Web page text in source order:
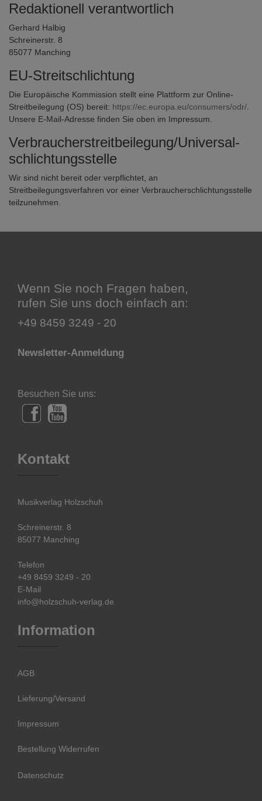
Redaktionell verantwortlich
Gerhard Halbig
Schreinerstr. 8
85077 Manching
EU-Streitschlichtung
Die Europäische Kommission stellt eine Plattform zur Online-
Streitbeilegung (OS) bereit: https://ec.europa.eu/consumers/odr/.
Unsere E-Mail-Adresse finden Sie oben im Impressum.
Verbraucher­streit­beilegung/Universal­
schlichtungs­stelle
Wir sind nicht bereit oder verpflichtet, an
Streitbeilegungsverfahren vor einer Verbraucherschlichtungsstelle
teilzunehmen.
Wenn Sie noch Fragen haben,
rufen Sie uns doch einfach an:
+49 8459 3249 - 20
Newsletter-Anmeldung
Besuchen Sie uns:
Kontakt
Musikverlag Holzschuh
Schreinerstr. 8
85077 Manching
Telefon
+49 8459 3249 - 20
E-Mail
info@holzschuh-verlag.de
Information
AGB
Lieferung/Versand
Impressum
Bestellung Widerrufen
Datenschutz